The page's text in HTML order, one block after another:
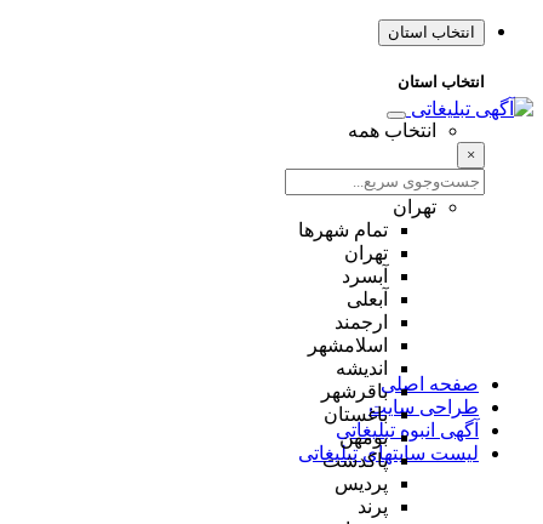
انتخاب استان
انتخاب استان
انتخاب همه
×
تهران
تمام شهر‌ها
تهران
آبسرد
آبعلی
ارجمند
اسلامشهر
اندیشه
باقرشهر
باغستان
بومهن
پاکدشت
پردیس
پرند
صفحه اصلی
طراحی سایت
آگهی انبوه تبلیغاتی
لیست سایتهای تبلیغاتی